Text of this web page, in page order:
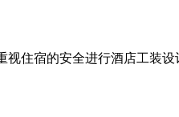
住宿的安全进行酒店工装